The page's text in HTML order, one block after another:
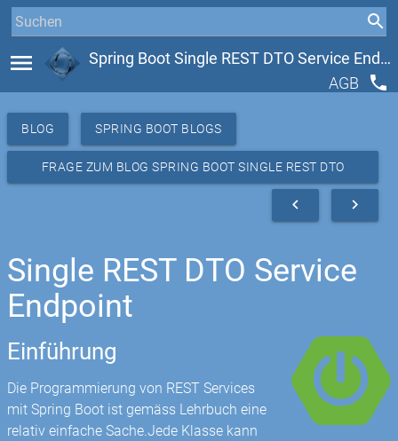
menu
Spring Boot Single REST DTO Service Endpoint
AGB
phone
BLOG SPRING BOOT BLOGS
FRAGE ZUM BLOG SPRING BOOT SINGLE REST DTO
navigate_next
navigate_before
Single REST DTO Service
Endpoint
Einführung
Die Programmierung von REST Services
mit Spring Boot ist gemäss Lehrbuch eine
relativ einfache Sache.Jede Klasse kann